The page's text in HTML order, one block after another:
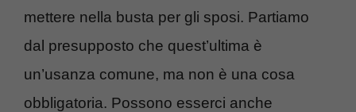
mettere nella busta per gli sposi. Partiamo
dal presupposto che quest’ultima è
un’usanza comune, ma non è una cosa
obbligatoria. Possono esserci anche